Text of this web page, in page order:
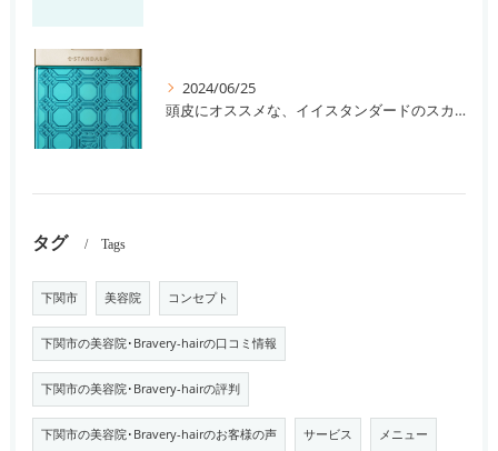
2024/06/25
頭皮にオススメな、イイスタンダードのスカルプ系シャンプー＆トリートメントです！
タグ Tags
下関市 美容院 コンセプト
下関市の美容院･Bravery-hairの口コミ情報
下関市の美容院･Bravery-hairの評判
下関市の美容院･Bravery-hairのお客様の声 サービス メニュー